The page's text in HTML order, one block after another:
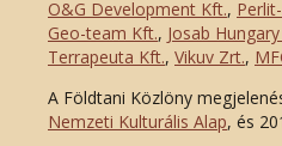
O&G Development Kft.,
Geo-team Kft., Josab
Terrapeuta Kft., Vikuv Zrt.,
A Földtani Közlöny
Nemzeti Kulturális Alap, és